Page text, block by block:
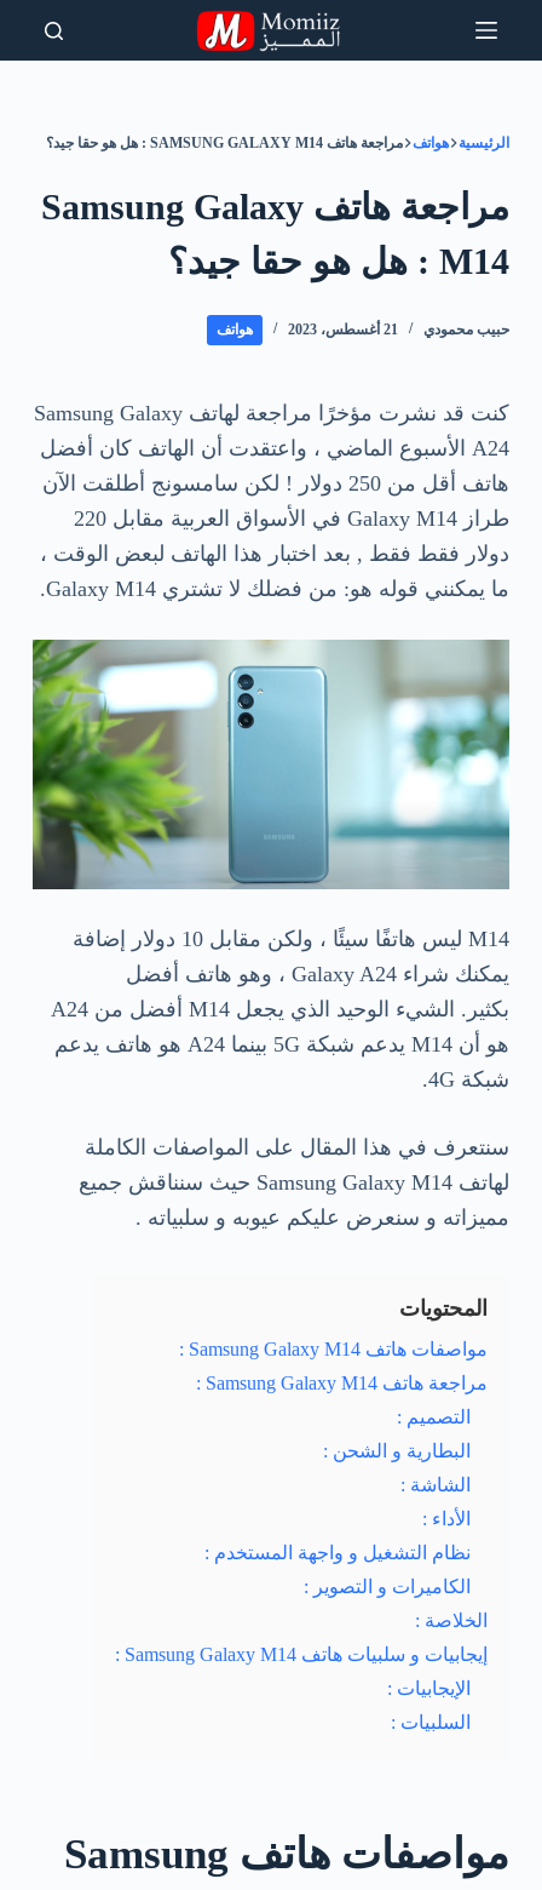
التجاوز
الرئيسية هواتف مراجعة هاتف SAMSUNG GALAXY M14 : هل هو حقا جيد؟
مراجعة هاتف Samsung Galaxy
M14 : هل هو حقا جيد؟
حبيب محمودي 21 أغسطس، 2023 هواتف
كنت قد نشرت مؤخرًا مراجعة لهاتف Samsung Galaxy
A24 الأسبوع الماضي ، واعتقدت أن الهاتف كان أفضل
هاتف أقل من 250 دولار ! لكن سامسونج أطلقت الآن
طراز Galaxy M14 في الأسواق العربية مقابل 220
دولار فقط فقط , بعد اختبار هذا الهاتف لبعض الوقت ،
ما يمكنني قوله هو: من فضلك لا تشتري Galaxy M14.
M14 ليس هاتفًا سيئًا ، ولكن مقابل 10 دولار إضافة
يمكنك شراء Galaxy A24 ، وهو هاتف أفضل
بكثير. الشيء الوحيد الذي يجعل M14 أفضل من A24
هو أن M14 يدعم شبكة 5G بينما A24 هو هاتف يدعم
شبكة 4G.
سنتعرف في هذا المقال على المواصفات الكاملة
لهاتف Samsung Galaxy M14 حيث سنناقش جميع
مميزاته و سنعرض عليكم عيوبه و سلبياته .
المحتويات
مواصفات هاتف Samsung Galaxy M14 :
مراجعة هاتف Samsung Galaxy M14 :
التصميم :
البطارية و الشحن :
الشاشة :
الأداء :
نظام التشغيل و واجهة المستخدم :
الكاميرات و التصوير :
الخلاصة :
إيجابيات و سلبيات هاتف Samsung Galaxy M14 :
الإيجابيات :
السلبيات :
مواصفات هاتف Samsung